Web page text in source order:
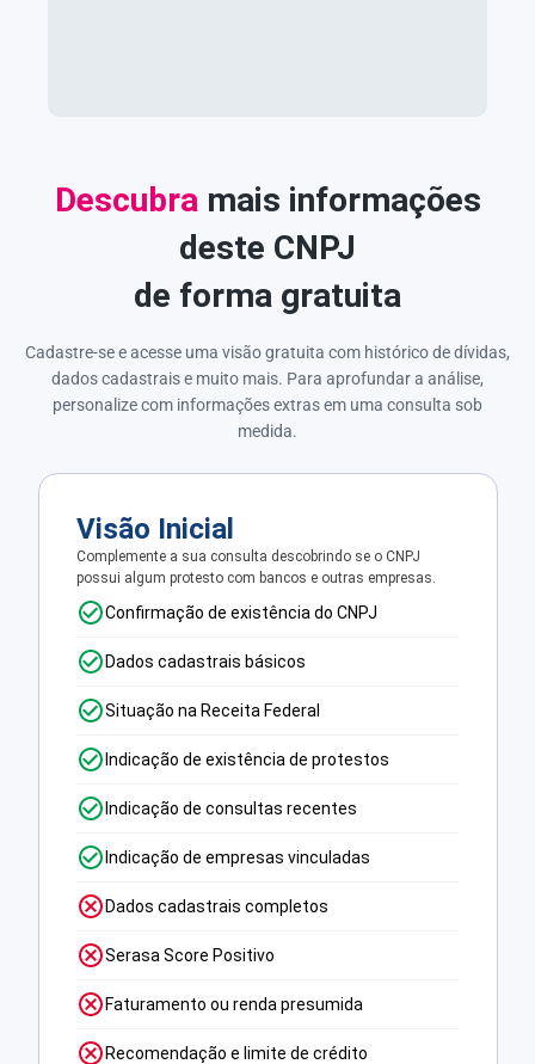
Descubramais informações
deste CNPJ
de forma gratuita
Cadastre-se e acesse uma visão gratuita com histórico de dívidas,
dados cadastrais e muito mais. Para aprofundar a análise,
personalize com informações extras em uma consulta sob
medida.
Visão Inicial
Complemente a sua consulta descobrindo se o CNPJ
possui algum protesto com bancos e outras empresas.
Confirmação de existência do CNPJ
Dados cadastrais básicos
Situação na Receita Federal
Indicação de existência de protestos
Indicação de consultas recentes
Indicação de empresas vinculadas
Dados cadastrais completos
Serasa Score Positivo
Faturamento ou renda presumida
Recomendação e limite de crédito